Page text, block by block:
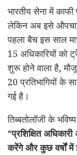
भारतीय सेना में काफी
लेकिन अब इसे
पहला बैच इस साल
15 अधिकारियों को
शुरू होने वाला है,
20 प्रतिभागियों के
गई है।
तिब्बतोलॉजी के
“प्रशिक्षित
करेंगे और कुछ वर्षों में